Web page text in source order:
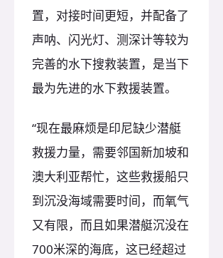
置，对接时间更短，并配备了
声呐、闪光灯、测深计等较为
完善的水下搜救装置，是当下
最为先进的水下救援装置。
“现在最麻烦是印尼缺少潜艇
救援力量，需要邻国新加坡和
澳大利亚帮忙，这些救援船只
到沉没海域需要时间，而氧气
又有限，而且如果潜艇沉没在
700米深的海底，这已经超过